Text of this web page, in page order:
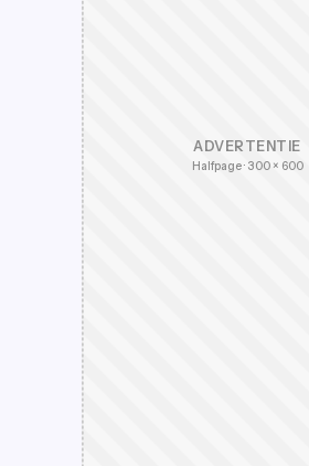
ADVERTENTIE
Halfpage · 300 × 600